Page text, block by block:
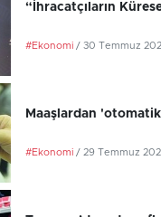
“İhracatçıların
#Ekonomi / 30 Temmuz
Maaşlardan
#Ekonomi / 29 Temmuz